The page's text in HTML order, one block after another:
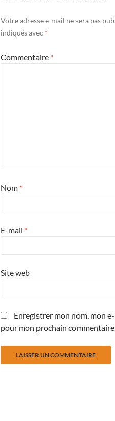
Votre adresse e-mail ne sera pas
indiqués avec *
Commentaire *
Nom *
E-mail *
Site web
Enregistrer mon nom, mon
pour mon prochain